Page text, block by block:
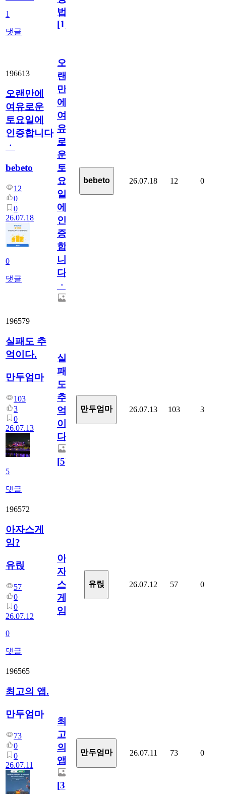
1
댓글
법
[1]
196613
오랜만에
여유로운
토요일에
인증합니다
ㆍ
bebeto
12
0
0
26.07.18
0
댓글
오
랜
만
에
여
유
로
운
토
요
일
에
인
증
합
니
다
ㆍ
bebeto 26.07.18 12 0
196579
실패도 추
억이다.
만두엄마
103
3
0
26.07.13
5
댓글
실
패
도
추
억
이
다.
[5]
만두엄마 26.07.13 103 3
196572
아자스게
임?
유릱
57
0
0
26.07.12
0
댓글
아
자
스
게
임?
유릱 26.07.12 57 0
196565
최고의 앱.
만두엄마
73
0
0
26.07.11
최
고
의
앱.
[3]
만두엄마 26.07.11 73 0